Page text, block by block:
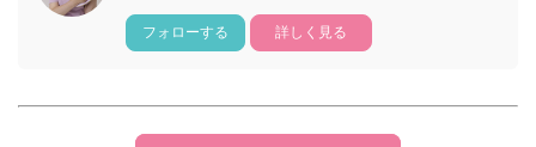
フォローする 詳しく見る